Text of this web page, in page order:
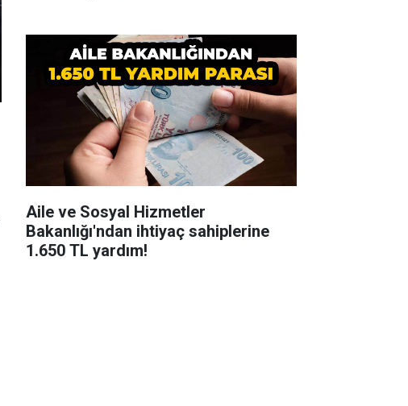
Aile ve Sosyal Hizmetler
Bakanlığı'ndan ihtiyaç sahiplerine
1.650 TL yardım!